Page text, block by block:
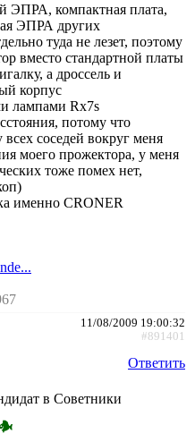
ЭПРА, компактная плата,
ЭПРА других
туда не лезет, поэтому
вместо стандартной платы
а дроссель и
корпус
лампами Rx7s
потому что
всех соседей вокруг меня
моего прожектора, у меня
тоже помех нет,
именно CRONER
11/08/2009 19:00:32
#891401
Ответить
в Советники